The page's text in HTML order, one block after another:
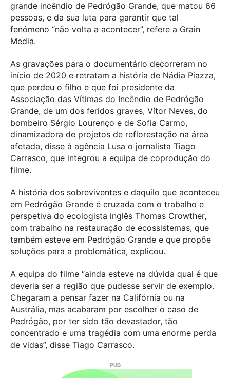
grande incêndio de Pedrógão Grande, que matou 66
pessoas, e da sua luta para garantir que tal
fenómeno “não volta a acontecer”, refere a Grain
Media.
As gravações para o documentário decorreram no
início de 2020 e retratam a história de Nádia Piazza,
que perdeu o filho e que foi presidente da
Associação das Vítimas do Incêndio de Pedrógão
Grande, de um dos feridos graves, Vítor Neves, do
bombeiro Sérgio Lourenço e de Sofia Carmo,
dinamizadora de projetos de reflorestação na área
afetada, disse à agência Lusa o jornalista Tiago
Carrasco, que integrou a equipa de coprodução do
filme.
A história dos sobreviventes e daquilo que aconteceu
em Pedrógão Grande é cruzada com o trabalho e
perspetiva do ecologista inglês Thomas Crowther,
com trabalho na restauração de ecossistemas, que
também esteve em Pedrógão Grande e que propõe
soluções para a problemática, explicou.
A equipa do filme “ainda esteve na dúvida qual é que
deveria ser a região que pudesse servir de exemplo.
Chegaram a pensar fazer na Califórnia ou na
Austrália, mas acabaram por escolher o caso de
Pedrógão, por ter sido tão devastador, tão
concentrado e uma tragédia com uma enorme perda
de vidas”, disse Tiago Carrasco.